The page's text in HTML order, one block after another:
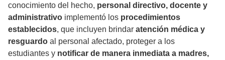
conocimiento del hecho, personal directivo, docente y
administrativo implementó los procedimientos
establecidos, que incluyen brindar atención médica y
resguardo al personal afectado, proteger a los
estudiantes y notificar de manera inmediata a madres,